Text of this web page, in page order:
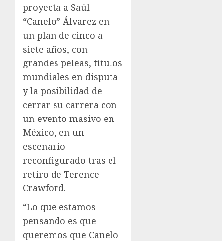
proyecta a Saúl
“Canelo” Álvarez en
un plan de cinco a
siete años, con
grandes peleas, títulos
mundiales en disputa
y la posibilidad de
cerrar su carrera con
un evento masivo en
México, en un
escenario
reconfigurado tras el
retiro de Terence
Crawford.
“Lo que estamos
pensando es que
queremos que Canelo